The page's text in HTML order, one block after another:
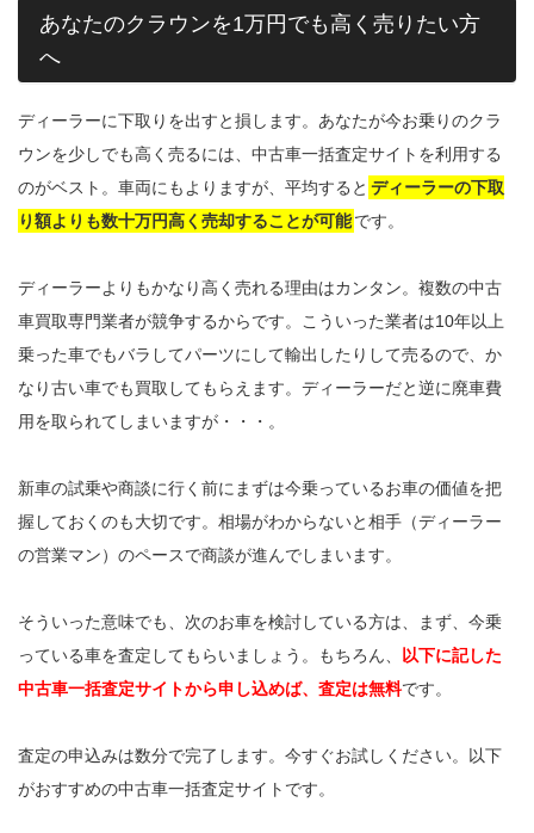
あなたのクラウンを1万円でも高く売りたい方
へ
ディーラーに下取りを出すと損します。あなたが今お乗りのクラ
ウンを少しでも高く売るには、中古車一括査定サイトを利用する
のがベスト。車両にもよりますが、平均すると ディーラーの下取
り額よりも数十万円高く売却することが可能です。
ディーラーよりもかなり高く売れる理由はカンタン。複数の中古
車買取専門業者が競争するからです。こういった業者は10年以上
乗った車でもバラしてパーツにして輸出したりして売るので、か
なり古い車でも買取してもらえます。ディーラーだと逆に廃車費
用を取られてしまいますが・・・。
新車の試乗や商談に行く前にまずは今乗っているお車の価値を把
握しておくのも大切です。相場がわからないと相手（ディーラー
の営業マン）のペースで商談が進んでしまいます。
そういった意味でも、次のお車を検討している方は、まず、今乗
っている車を査定してもらいましょう。もちろん、
以下に記した
中古車一括査定サイトから申し込めば、査定は無料です。
査定の申込みは数分で完了します。今すぐお試しください。以下
がおすすめの中古車一括査定サイトです。